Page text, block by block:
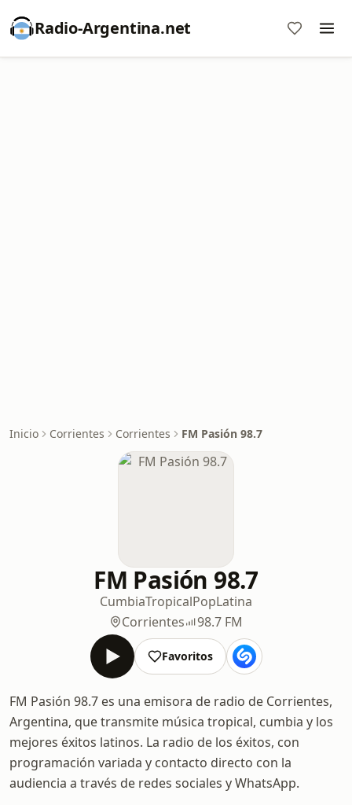
Radio-Argentina.net
Inicio Corrientes Corrientes FM Pasión 98.7
FM Pasión 98.7
CumbiaTropicalPopLatina
Corrientes
98.7 FM
Favoritos
FM Pasión 98.7 es una emisora de radio de Corrientes,
Argentina, que transmite música tropical, cumbia y los
mejores éxitos latinos. La radio de los éxitos, con
programación variada y contacto directo con la
audiencia a través de redes sociales y WhatsApp.